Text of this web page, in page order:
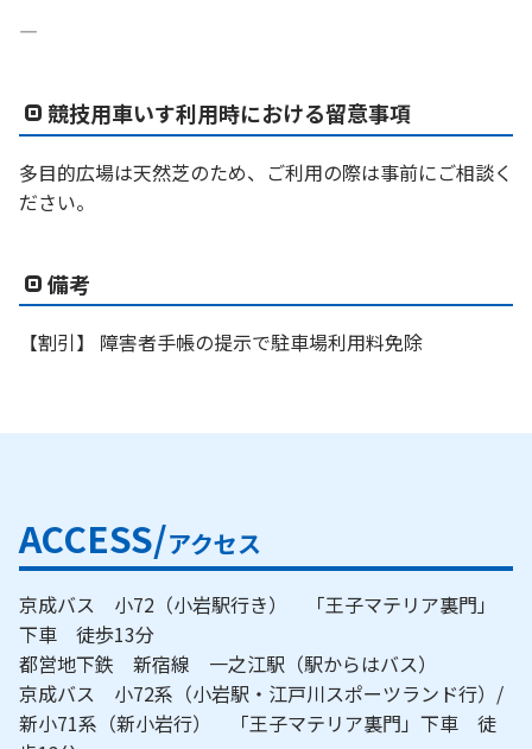
―
競技用車いす利用時における留意事項
多目的広場は天然芝のため、ご利用の際は事前にご相談く
ださい。
備考
【割引】 障害者手帳の提示で駐車場利用料免除
ACCESS/アクセス
京成バス 小72（小岩駅行き） 「王子マテリア裏門」
下車 徒歩13分
都営地下鉄 新宿線 一之江駅（駅からはバス）
京成バス 小72系（小岩駅・江戸川スポーツランド行）/
新小71系（新小岩行） 「王子マテリア裏門」下車 徒